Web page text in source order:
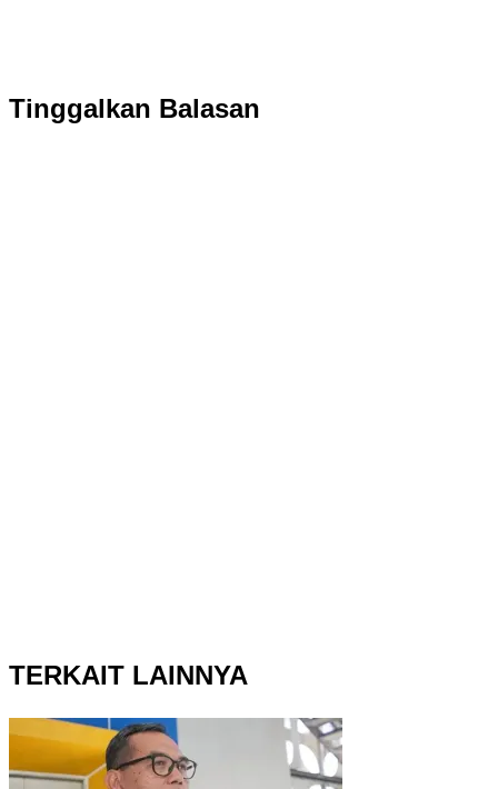
Tinggalkan Balasan
TERKAIT LAINNYA